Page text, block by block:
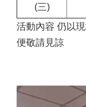
(三)
活動內容 仍以
便敬請見諒